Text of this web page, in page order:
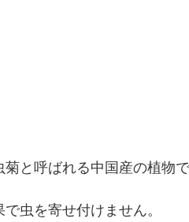
と呼ばれる中国産の植物
虫を寄せ付けません。